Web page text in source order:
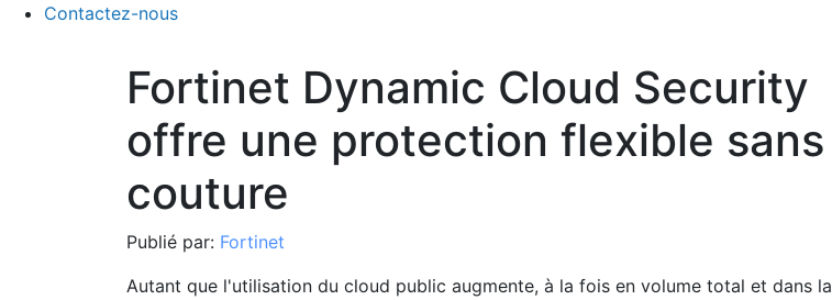
Contactez-nous
Fortinet Dynamic Cloud Security
offre une protection flexible sans
couture
Publié par: Fortinet
Autant que l'utilisation du cloud public augmente, à la fois en volume total et dans la